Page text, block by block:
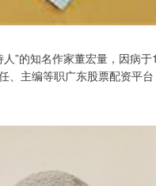
”的知名作家董宏量，因病
、主编等职广东股票配资平